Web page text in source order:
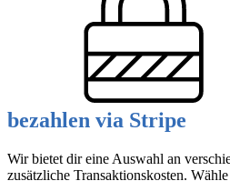
bezahlen via Stripe
Wir bietet dir eine Auswahl an
zusätzliche Transaktionskosten.